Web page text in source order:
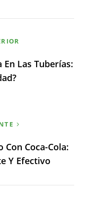
En Las Tuberías:
Con Coca-Cola:
Y Efectivo